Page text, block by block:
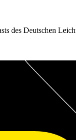
des Deutschen